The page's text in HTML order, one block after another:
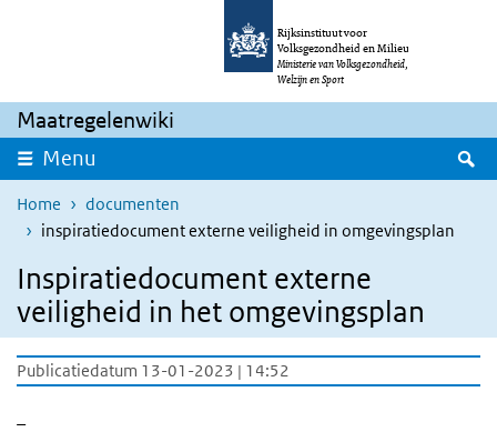
Overslaan en naar de inhoud gaan
Rijksinstituut voor
Volksgezondheid en Milieu
Ministerie van Volksgezondheid,
Welzijn en Sport
Maatregelenwiki
Menu
Home
documenten
inspiratiedocument externe veiligheid in omgevingsplan
Inspiratiedocument externe
veiligheid in het omgevingsplan
Publicatiedatum 13-01-2023 | 14:52